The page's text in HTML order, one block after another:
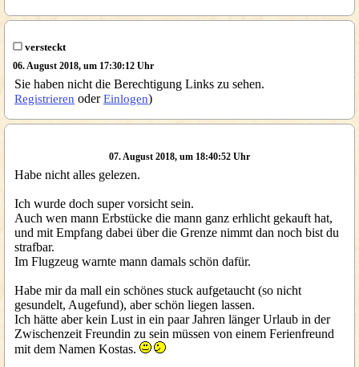
versteckt
06. August 2018, um 17:30:12 Uhr
Sie haben nicht die Berechtigung Links zu sehen.
Registrieren oderEinlogen)
07. August 2018, um 18:40:52 Uhr
Habe nicht alles gelezen.
Ich wurde doch super vorsicht sein.
Auch wen mann Erbstücke die mann ganz erhlicht gekauft hat,
und mit Empfang dabei über die Grenze nimmt dan noch bist du
strafbar.
Im Flugzeug warnte mann damals schön dafür.
Habe mir da mall ein schönes stuck aufgetaucht (so nicht
gesundelt, Augefund), aber schön liegen lassen.
Ich hätte aber kein Lust in ein paar Jahren länger Urlaub in der
Zwischenzeit Freundin zu sein müssen von einem Ferienfreund
mit dem Namen Kostas.